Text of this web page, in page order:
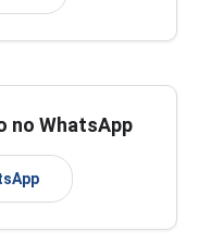
no WhatsApp